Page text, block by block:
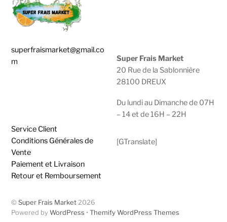
superfraismarket@gmail.co
m
Service Client
Conditions Générales de
Vente
Paiement et Livraison
Retour et Remboursement
Super Frais Market
20 Rue de la Sablonnière
28100 DREUX
Du lundi au Dimanche de 07H
– 14 et de 16H – 22H
[GTranslate]
©Super Frais Market 2026
Powered byWordPress •Themify WordPress Themes